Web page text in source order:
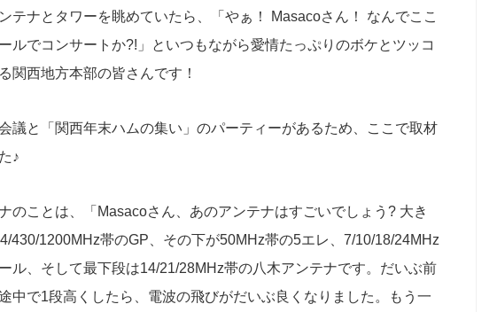
テナとタワーを眺めていたら、「やぁ！ Masacoさん！ なんでここ
ルでコンサートか?!」といつもながら愛情たっぷりのボケとツッコ
関西地方本部の皆さんです！
議と「関西年末ハムの集い」のパーティーがあるため、ここで取材
♪
のことは、「Masacoさん、あのアンテナはすごいでしょう? 大き
430/1200MHz帯のGP、その下が50MHz帯の5エレ、7/10/18/24MHz
ル、そして最下段は14/21/28MHz帯の八木アンテナです。だいぶ前
中で1段高くしたら、電波の飛びがだいぶ良くなりました。もう一